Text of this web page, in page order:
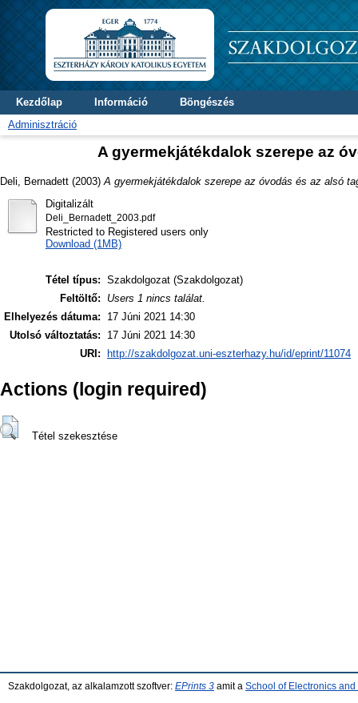
Kezdőlap Információ
Böngészés
Adminisztráció
A gyermekjátékdalok szerepe az
Deli, Bernadett (2003) A gyermekjátékdalok szerepe az óvodás és az alsó
Digitalizált
Deli_Bernadett_2003.pdf
Restricted to Registered users only
Download (1MB)
Tétel típus: Szakdolgozat (Szakdolgozat)
Feltöltő:
Users 1 nincs találat.
Elhelyezés dátuma:
17 Júni 2021 14:30
Utolsó változtatás:
17 Júni 2021 14:30
URI:
http://szakdolgozat.uni-eszterhazy.hu/id/eprint/11074
Actions (login required)
Tétel szekesztése
Szakdolgozat, az alkalamzott szoftver: EPrints 3 amit a School of Electronics